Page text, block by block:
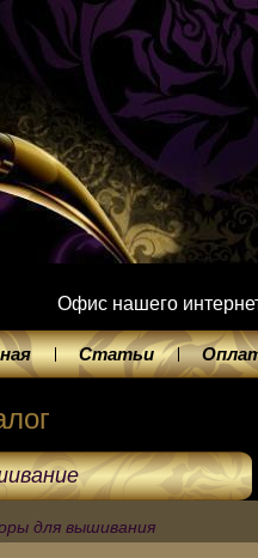
Офис нашего
Статьи
для вышивания